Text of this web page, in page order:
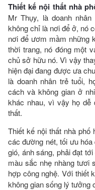
Thiết kế nội thất nhà ph
Mr Thụy, là doanh
không chỉ là nơi để ở, nó
nơi để ươm mầm những
thời trang, nó đóng một
chủ sở hữu nó. Vì vậy
hiện đại đang được ưa
là doanh nhân trẻ tuổi,
cách và không gian ở
khác nhau, vì vậy họ dễ
thất.
Thiết kế nội thất nhà phố
các đường nét, tối ưu
gió, ánh sáng, phải đạt
màu sắc nhẹ nhàng tươi
hợp công nghệ. Với thiết
không gian sống lý tưởng